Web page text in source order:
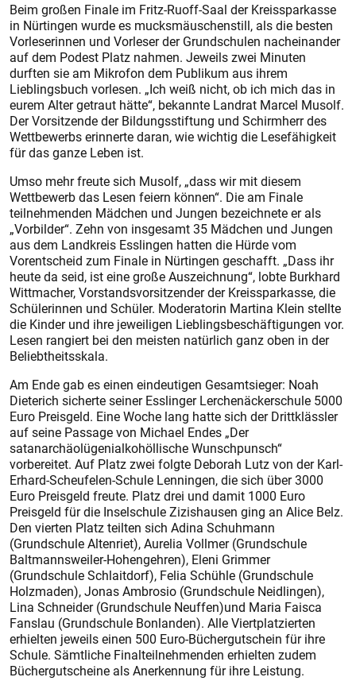
Beim großen Finale im Fritz-Ruoff-Saal der Kreissparkasse
in Nürtingen wurde es mucksmäuschenstill, als die besten
Vorleserinnen und Vorleser der Grundschulen nacheinander
auf dem Podest Platz nahmen. Jeweils zwei Minuten
durften sie am Mikrofon dem Publikum aus ihrem
Lieblingsbuch vorlesen. „Ich weiß nicht, ob ich mich das in
eurem Alter getraut hätte“, bekannte Landrat Marcel Musolf.
Der Vorsitzende der Bildungsstiftung und Schirmherr des
Wettbewerbs erinnerte daran, wie wichtig die Lesefähigkeit
für das ganze Leben ist.
Umso mehr freute sich Musolf, „dass wir mit diesem
Wettbewerb das Lesen feiern können“. Die am Finale
teilnehmenden Mädchen und Jungen bezeichnete er als
„Vorbilder“. Zehn von insgesamt 35 Mädchen und Jungen
aus dem Landkreis Esslingen hatten die Hürde vom
Vorentscheid zum Finale in Nürtingen geschafft. „Dass ihr
heute da seid, ist eine große Auszeichnung“, lobte Burkhard
Wittmacher, Vorstandsvorsitzender der Kreissparkasse, die
Schülerinnen und Schüler. Moderatorin Martina Klein stellte
die Kinder und ihre jeweiligen Lieblingsbeschäftigungen vor.
Lesen rangiert bei den meisten natürlich ganz oben in der
Beliebtheitsskala.
Am Ende gab es einen eindeutigen Gesamtsieger: Noah
Dieterich sicherte seiner Esslinger Lerchenäckerschule 5000
Euro Preisgeld. Eine Woche lang hatte sich der Drittklässler
auf seine Passage von Michael Endes „Der
satanarchäolügenialkohöllische Wunschpunsch“
vorbereitet. Auf Platz zwei folgte Deborah Lutz von der Karl-
Erhard-Scheufelen-Schule Lenningen, die sich über 3000
Euro Preisgeld freute. Platz drei und damit 1000 Euro
Preisgeld für die Inselschule Zizishausen ging an Alice Belz.
Den vierten Platz teilten sich Adina Schuhmann
(Grundschule Altenriet), Aurelia Vollmer (Grundschule
Baltmannsweiler-Hohengehren), Eleni Grimmer
(Grundschule Schlaitdorf), Felia Schühle (Grundschule
Holzmaden), Jonas Ambrosio (Grundschule Neidlingen),
Lina Schneider (Grundschule Neuffen)und Maria Faisca
Fanslau (Grundschule Bonlanden). Alle Viertplatzierten
erhielten jeweils einen 500 Euro-Büchergutschein für ihre
Schule. Sämtliche Finalteilnehmenden erhielten zudem
Büchergutscheine als Anerkennung für ihre Leistung.